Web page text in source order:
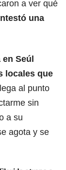
a ver qué
una
en Seúl
locales que
al punto
sin
a su
agota y se